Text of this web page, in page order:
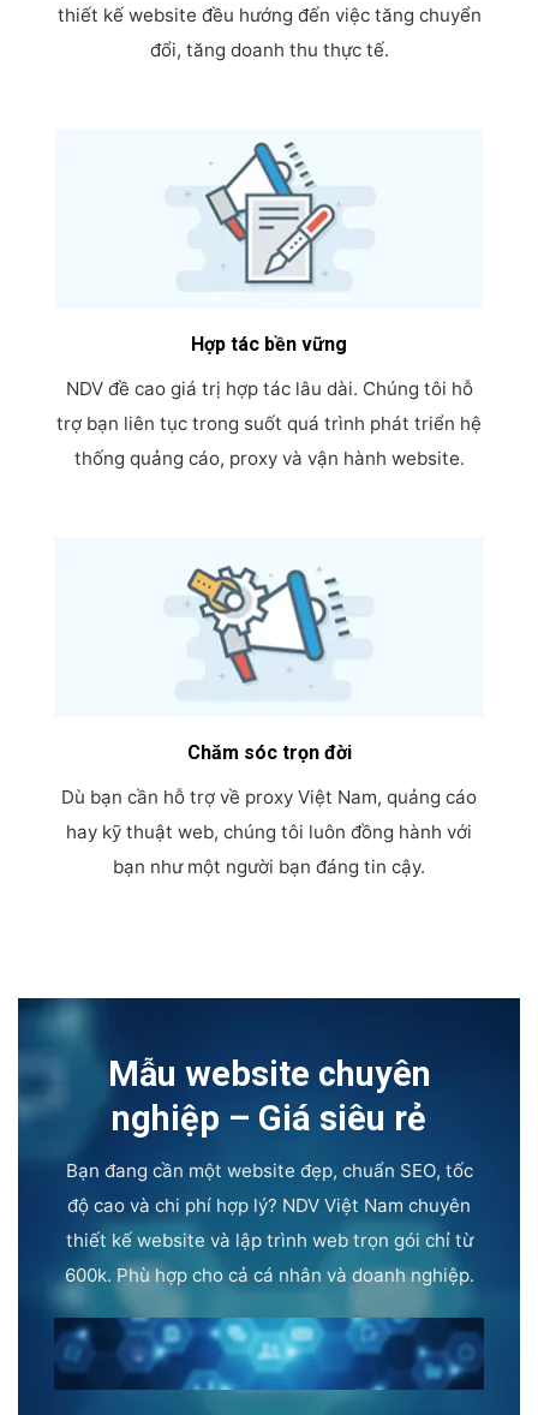
thiết kế website đều hướng đến việc tăng chuyển
đổi, tăng doanh thu thực tế.
Hợp tác bền vững
NDV đề cao giá trị hợp tác lâu dài. Chúng tôi hỗ
trợ bạn liên tục trong suốt quá trình phát triển hệ
thống quảng cáo, proxy và vận hành website.
Chăm sóc trọn đời
Dù bạn cần hỗ trợ về proxy Việt Nam, quảng cáo
hay kỹ thuật web, chúng tôi luôn đồng hành với
bạn như một người bạn đáng tin cậy.
Mẫu website chuyên
nghiệp – Giá siêu rẻ
Bạn đang cần một website đẹp, chuẩn SEO, tốc
độ cao và chi phí hợp lý? NDV Việt Nam chuyên
thiết kế website và lập trình web trọn gói chỉ từ
600k. Phù hợp cho cả cá nhân và doanh nghiệp.